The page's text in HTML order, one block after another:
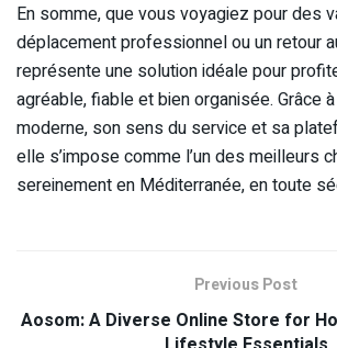
En somme, que vous voyagiez pour des
déplacement professionnel ou un retour
représente une solution idéale pour
agréable, fiable et bien organisée. Grâce
moderne, son sens du service et sa
elle s’impose comme l’un des meilleurs
sereinement en Méditerranée, en toute
Previous Post
Aosom: A Diverse Online Store for